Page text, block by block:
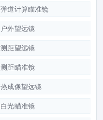
弹道计算瞄准镜
户外望远镜
测距望远镜
测距瞄准镜
热成像望远镜
白光瞄准镜